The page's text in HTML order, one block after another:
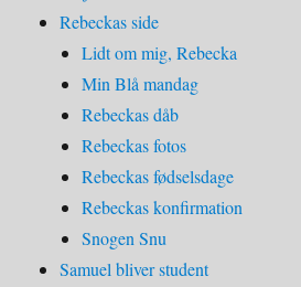
Rebeckas side
Lidt om mig, Rebecka
Min Blå mandag
Rebeckas dåb
Rebeckas fotos
Rebeckas fødselsdage
Rebeckas konfirmation
Snogen Snu
Samuel bliver student